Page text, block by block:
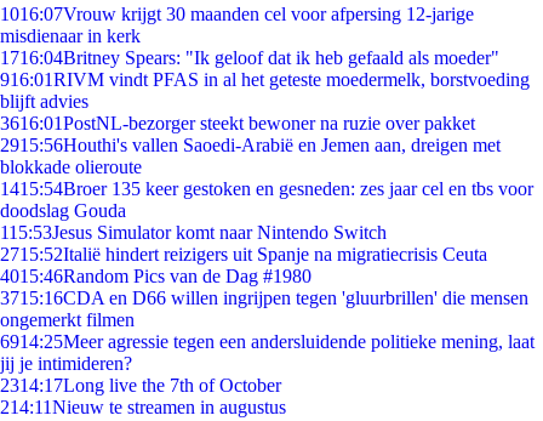
1016:07Vrouw krijgt 30 maanden cel voor afpersing 12-jarige
misdienaar in kerk
1716:04Britney Spears: "Ik geloof dat ik heb gefaald als moeder"
916:01RIVM vindt PFAS in al het geteste moedermelk, borstvoeding
blijft advies
3616:01PostNL-bezorger steekt bewoner na ruzie over pakket
2915:56Houthi's vallen Saoedi-Arabië en Jemen aan, dreigen met
blokkade olieroute
1415:54Broer 135 keer gestoken en gesneden: zes jaar cel en tbs voor
doodslag Gouda
115:53Jesus Simulator komt naar Nintendo Switch
2715:52Italië hindert reizigers uit Spanje na migratiecrisis Ceuta
4015:46Random Pics van de Dag #1980
3715:16CDA en D66 willen ingrijpen tegen 'gluurbrillen' die mensen
ongemerkt filmen
6914:25Meer agressie tegen een andersluidende politieke mening, laat
jij je intimideren?
2314:17Long live the 7th of October
214:11Nieuw te streamen in augustus